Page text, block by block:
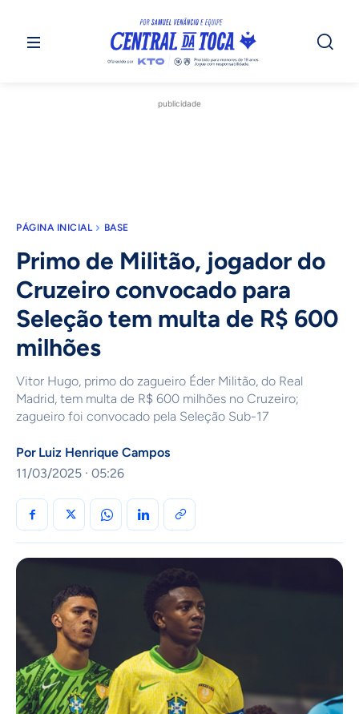
publicidade
PÁGINA INICIAL BASE
Primo de Militão, jogador do
Cruzeiro convocado para
Seleção tem multa de R$ 600
milhões
Vitor Hugo, primo do zagueiro Éder Militão, do Real
Madrid, tem multa de R$ 600 milhões no Cruzeiro;
zagueiro foi convocado pela Seleção Sub-17
Por Luiz Henrique Campos
11/03/2025 · 05:26